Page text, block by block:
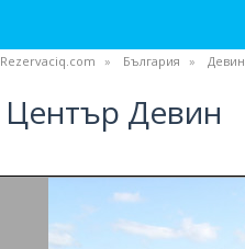
Rezervaciq.com България Девин
Център Девин